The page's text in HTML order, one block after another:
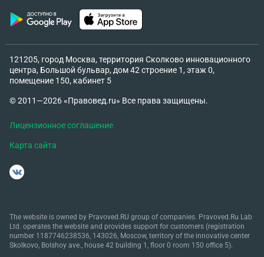
121205, город Москва, территория Сколково инновационного
центра, Большой бульвар, дом 42 строение 1, этаж 0,
помещение 150, кабинет 5
© 2011—2026 «Правовед.ru» Все права защищены.
Лицензионное соглашение
Карта сайта
The website is owned by Pravoved.RU group of companies. Pravoved.Ru Lab
Ltd. operates the website and provides support for customers (registration
number 1187746238536, 143026, Moscow, territory of the innovative center
Skolkovo, Bolshoy ave., house 42 building 1, floor 0 room 150 office 5).